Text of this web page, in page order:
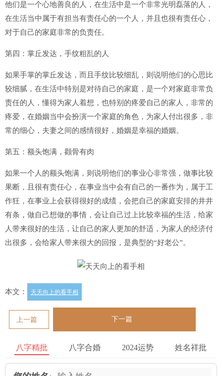
他们是一个心地善良的人，在生活中是一个非常光明磊落的人，
在生活当中属于有担当有责任心的一个人，并且也很有责任心，
对于自己的家庭非常的负责任。
第四：掌丘发达，手纹粗乱的人
如果手掌的掌丘发达，而且手纹比较细乱，则说明他们的心思比
较细腻，在生活中特别是对待自己的家庭，是一个对家庭非常负
责任的人，懂得为家人着想，也特别的疼爱自己的家人，非常的
疼爱，在婚姻当中会扮演一个家庭的角色，为家人付出很多，非
常的细心，夫妻之间的感情很好，婚姻是幸福的婚姻。
第五：额头饱满，颧骨有肉
如果一个人的额头饱满，则说明他们的事业心非常强，做事比较
果断，且很有责任心，在事业当中会有自己的一番作为，属于工
作狂，在事业上会获得很好的成绩，会把自己的家庭安排的井井
有条，做自己想做的事情，会让自己过上比较幸福的生活，给家
人带来很好的生活，让自己的家人更加的舒适，为家人的经济付
出很多，会给家人带来很大的回报，是典型的“好老公”。
本文： 天天向上的看手相
上一篇 下一篇
八字精批 八字合婚 2024运势 姓名祥批